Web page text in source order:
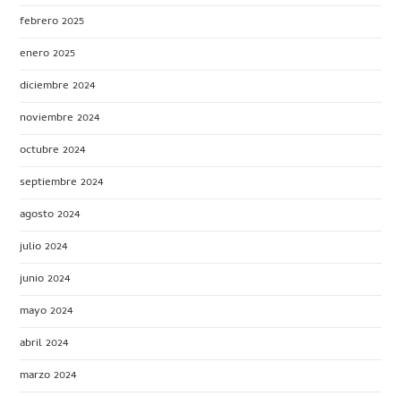
febrero 2025
enero 2025
diciembre 2024
noviembre 2024
octubre 2024
septiembre 2024
agosto 2024
julio 2024
junio 2024
mayo 2024
abril 2024
marzo 2024